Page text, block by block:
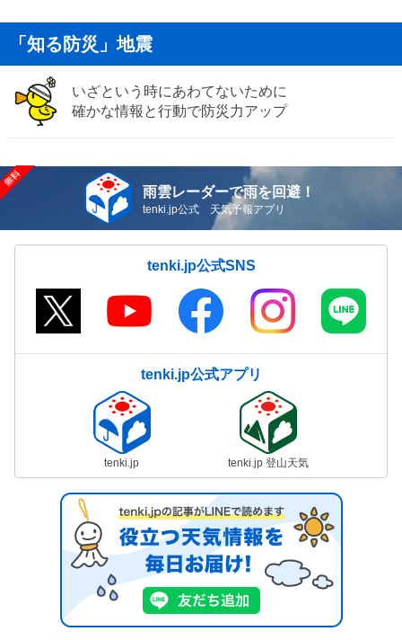
「知る防災」地震
いざという時にあわてないために
確かな情報と行動で防災力アップ
雨雲レーダーで雨を回避！
tenki.jp公式 天気予報アプリ
tenki.jp公式SNS
tenki.jp公式アプリ
tenki.jp tenki.jp 登山天気